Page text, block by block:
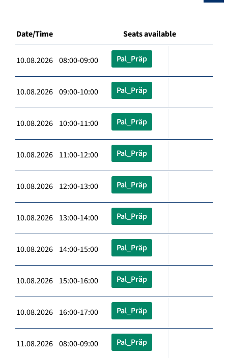
Date/Time Seats available
10.08.2026 08:00-09:00 Pal_Präp
10.08.2026 09:00-10:00 Pal_Präp
10.08.2026 10:00-11:00 Pal_Präp
10.08.2026 11:00-12:00 Pal_Präp
10.08.2026 12:00-13:00 Pal_Präp
10.08.2026 13:00-14:00 Pal_Präp
10.08.2026 14:00-15:00 Pal_Präp
10.08.2026 15:00-16:00 Pal_Präp
10.08.2026 16:00-17:00 Pal_Präp
11.08.2026 08:00-09:00 Pal_Präp